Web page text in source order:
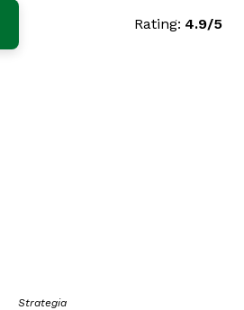
Rating: 4.9/5
Strategia